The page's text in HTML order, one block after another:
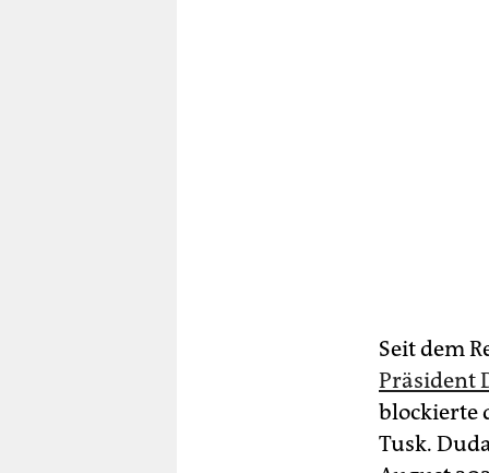
Seit dem
Präsident
blockierte
Tusk.